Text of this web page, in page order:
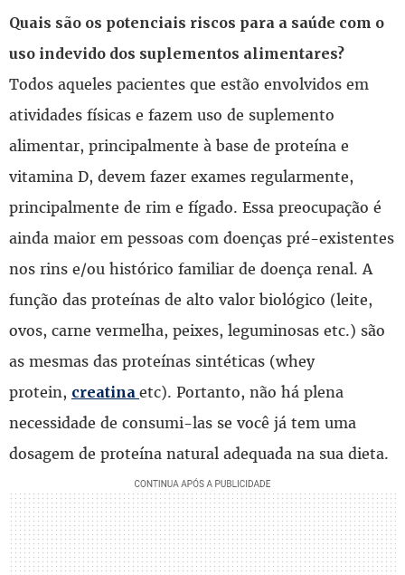
Quais são os potenciais riscos para a saúde com o
uso indevido dos suplementos alimentares?
Todos aqueles pacientes que estão envolvidos em
atividades físicas e fazem uso de suplemento
alimentar, principalmente à base de proteína e
vitamina D, devem fazer exames regularmente,
principalmente de rim e fígado. Essa preocupação é
ainda maior em pessoas com doenças pré-existentes
nos rins e/ou histórico familiar de doença renal. A
função das proteínas de alto valor biológico (leite,
ovos, carne vermelha, peixes, leguminosas etc.) são
as mesmas das proteínas sintéticas (whey
protein, creatina etc). Portanto, não há plena
necessidade de consumi-las se você já tem uma
dosagem de proteína natural adequada na sua dieta.